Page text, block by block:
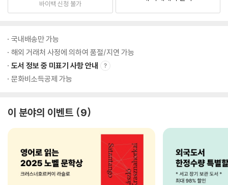
바이백 신청 불가
국내배송만 가능
해외 거래처 사정에 의하여 품절/지연 가능
도서 정보 중 미표기 사항 안내
문화비소득공제 가능
이 분야의 이벤트 9